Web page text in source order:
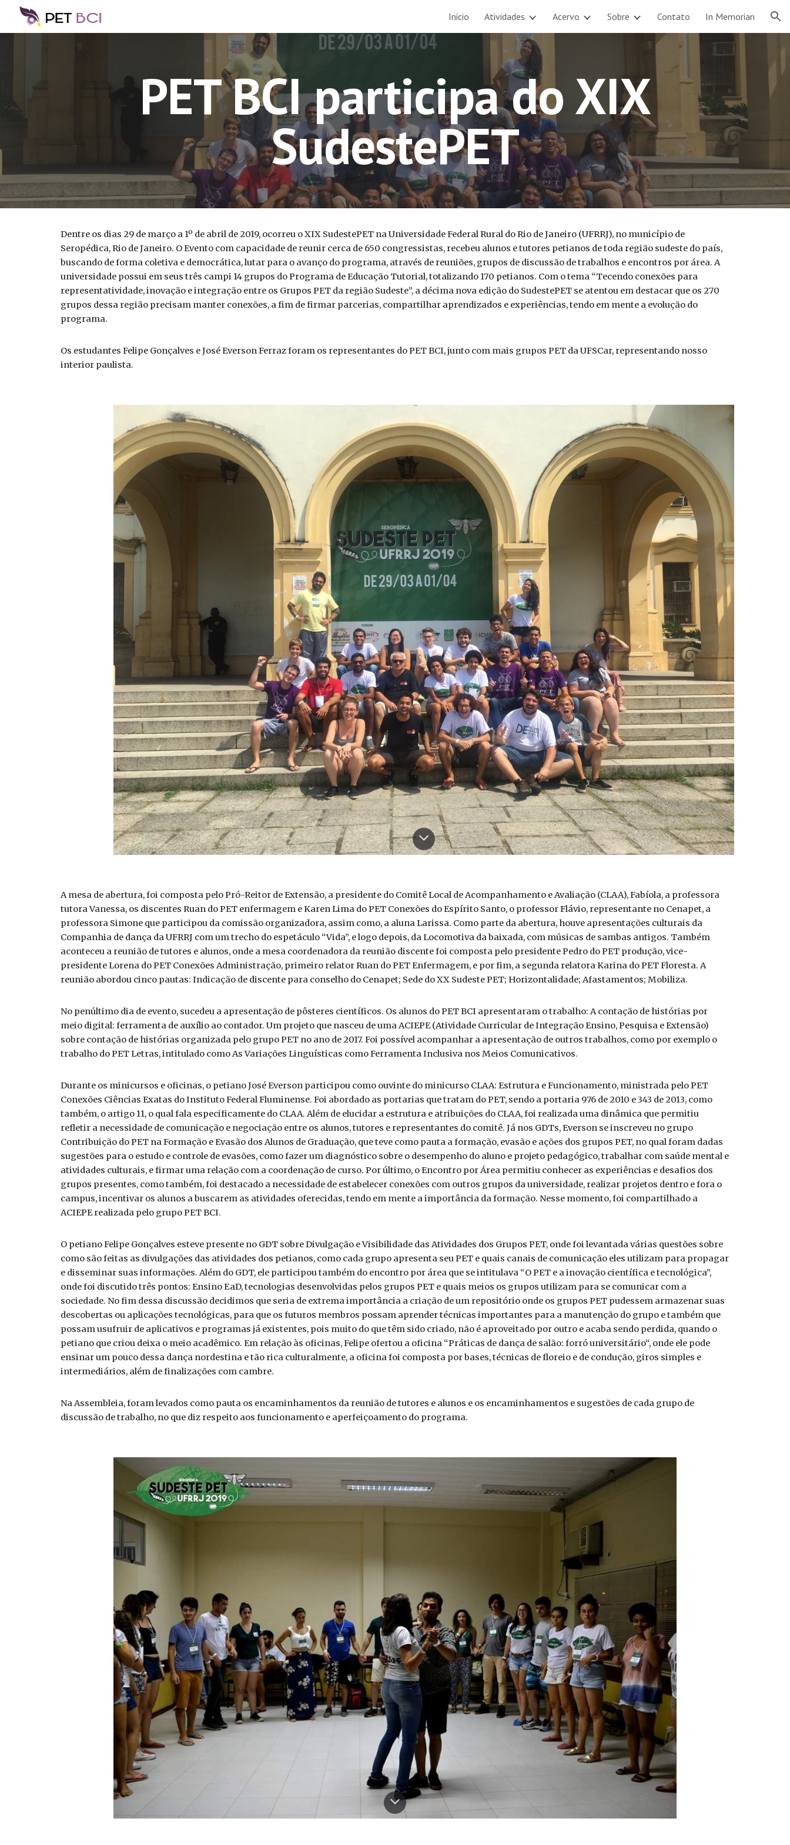
Skip to navigation
Inicio Atividades Acervo Sobre Contato In Memorian
PET BCI participa do XIX
SudestePET
Dentre os dias 29 de março a 1º de abril de 2019, ocorreu o XIX SudestePET na Universidade Federal Rural do Rio de Janeiro (UFRRJ), no município de
Seropédica, Rio de Janeiro. O Evento com capacidade de reunir cerca de 650 congressistas, recebeu alunos e tutores petianos de toda região sudeste do país,
buscando de forma coletiva e democrática, lutar para o avanço do programa, através de reuniões, grupos de discussão de trabalhos e encontros por área. A
universidade possui em seus três campi 14 grupos do Programa de Educação Tutorial, totalizando 170 petianos. Com o tema “Tecendo conexões para
representatividade, inovação e integração entre os Grupos PET da região Sudeste”, a décima nova edição do SudestePET se atentou em destacar que os 270
grupos dessa região precisam manter conexões, a fim de firmar parcerias, compartilhar aprendizados e experiências, tendo em mente a evolução do
programa.
Os estudantes Felipe Gonçalves e José Everson Ferraz foram os representantes do PET BCI, junto com mais grupos PET da UFSCar, representando nosso
interior paulista.
A mesa de abertura, foi composta pelo Pró-Reitor de Extensão, a presidente do Comitê Local de Acompanhamento e Avaliação (CLAA), Fabíola, a professora
tutora Vanessa, os discentes Ruan do PET enfermagem e Karen Lima do PET Conexões do Espírito Santo, o professor Flávio, representante no Cenapet, a
professora Simone que participou da comissão organizadora, assim como, a aluna Larissa. Como parte da abertura, houve apresentações culturais da
Companhia de dança da UFRRJ com um trecho do espetáculo “Vida”, e logo depois, da Locomotiva da baixada, com músicas de sambas antigos. Também
aconteceu a reunião de tutores e alunos, onde a mesa coordenadora da reunião discente foi composta pelo presidente Pedro do PET produção, vice-
presidente Lorena do PET Conexões Administração, primeiro relator Ruan do PET Enfermagem, e por fim, a segunda relatora Karina do PET Floresta. A
reunião abordou cinco pautas: Indicação de discente para conselho do Cenapet; Sede do XX Sudeste PET; Horizontalidade; Afastamentos; Mobiliza.
No penúltimo dia de evento, sucedeu a apresentação de pôsteres científicos. Os alunos do PET BCI apresentaram o trabalho: A contação de histórias por
meio digital: ferramenta de auxílio ao contador. Um projeto que nasceu de uma ACIEPE (Atividade Curricular de Integração Ensino, Pesquisa e Extensão)
sobre contação de histórias organizada pelo grupo PET no ano de 2017. Foi possível acompanhar a apresentação de outros trabalhos, como por exemplo o
trabalho do PET Letras, intitulado como As Variações Linguísticas como Ferramenta Inclusiva nos Meios Comunicativos.
Durante os minicursos e oficinas, o petiano José Everson participou como ouvinte do minicurso CLAA: Estrutura e Funcionamento, ministrada pelo PET
Conexões Ciências Exatas do Instituto Federal Fluminense. Foi abordado as portarias que tratam do PET, sendo a portaria 976 de 2010 e 343 de 2013, como
também, o artigo 11, o qual fala especificamente do CLAA. Além de elucidar a estrutura e atribuições do CLAA, foi realizada uma dinâmica que permitiu
refletir a necessidade de comunicação e negociação entre os alunos, tutores e representantes do comitê. Já nos GDTs, Everson se inscreveu no grupo
Contribuição do PET na Formação e Evasão dos Alunos de Graduação, que teve como pauta a formação, evasão e ações dos grupos PET, no qual foram dadas
sugestões para o estudo e controle de evasões, como fazer um diagnóstico sobre o desempenho do aluno e projeto pedagógico, trabalhar com saúde mental e
atividades culturais, e firmar uma relação com a coordenação de curso. Por último, o Encontro por Área permitiu conhecer as experiências e desafios dos
grupos presentes, como também, foi destacado a necessidade de estabelecer conexões com outros grupos da universidade, realizar projetos dentro e fora o
campus, incentivar os alunos a buscarem as atividades oferecidas, tendo em mente a importância da formação. Nesse momento, foi compartilhado a
ACIEPE realizada pelo grupo PET BCI.
O petiano Felipe Gonçalves esteve presente no GDT sobre Divulgação e Visibilidade das Atividades dos Grupos PET, onde foi levantada várias questões sobre
como são feitas as divulgações das atividades dos petianos, como cada grupo apresenta seu PET e quais canais de comunicação eles utilizam para propagar
e disseminar suas informações. Além do GDT, ele participou também do encontro por área que se intitulava “O PET e a inovação científica e tecnológica”,
onde foi discutido três pontos: Ensino EaD, tecnologias desenvolvidas pelos grupos PET e quais meios os grupos utilizam para se comunicar com a
sociedade. No fim dessa discussão decidimos que seria de extrema importância a criação de um repositório onde os grupos PET pudessem armazenar suas
descobertas ou aplicações tecnológicas, para que os futuros membros possam aprender técnicas importantes para a manutenção do grupo e também que
possam usufruir de aplicativos e programas já existentes, pois muito do que têm sido criado, não é aproveitado por outro e acaba sendo perdida, quando o
petiano que criou deixa o meio acadêmico. Em relação às oficinas, Felipe ofertou a oficina “Práticas de dança de salão: forró universitário“, onde ele pode
ensinar um pouco dessa dança nordestina e tão rica culturalmente, a oficina foi composta por bases, técnicas de floreio e de condução, giros simples e
intermediários, além de finalizações com cambre.
Na Assembleia, foram levados como pauta os encaminhamentos da reunião de tutores e alunos e os encaminhamentos e sugestões de cada grupo de
discussão de trabalho, no que diz respeito aos funcionamento e aperfeiçoamento do programa.